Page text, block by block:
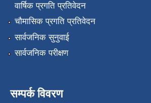
वार्षिक प्रगति प्रतिवेदन
चौमासिक प्रगति प्रतिवेदन
सार्वजनिक सुनुवाई
सार्वजनिक परीक्षण
सम्पर्क विवरण